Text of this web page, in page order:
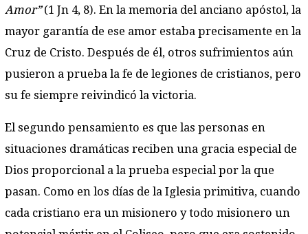
Amor”(1 Jn 4, 8). En la memoria del anciano apóstol, la
mayor garantía de ese amor estaba precisamente en la
Cruz de Cristo. Después de él, otros sufrimientos aún
pusieron a prueba la fe de legiones de cristianos, pero
su fe siempre reivindicó la victoria.
El segundo pensamiento es que las personas en
situaciones dramáticas reciben una gracia especial de
Dios proporcional a la prueba especial por la que
pasan. Como en los días de la Iglesia primitiva, cuando
cada cristiano era un misionero y todo misionero un